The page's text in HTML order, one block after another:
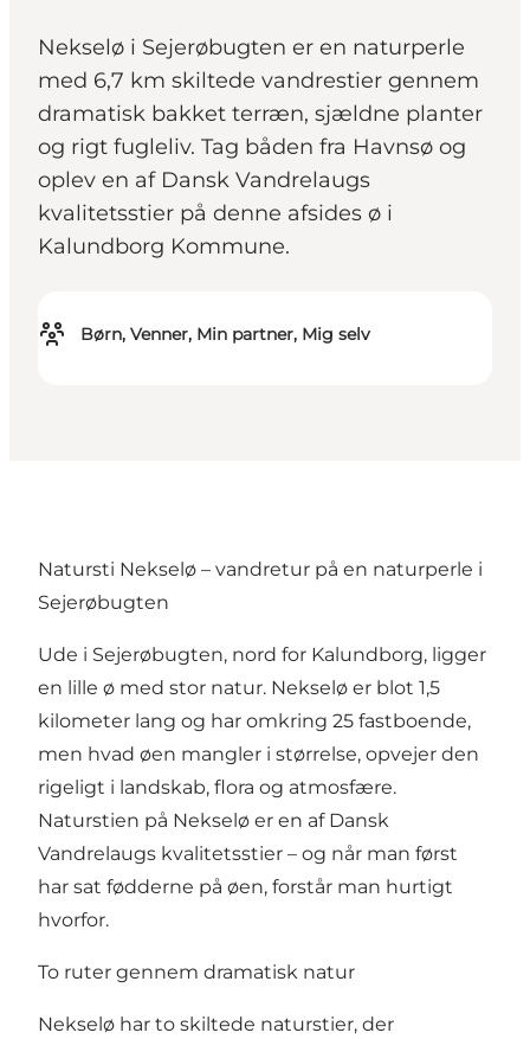
Nekselø i Sejerøbugten er en naturperle
med 6,7 km skiltede vandrestier gennem
dramatisk bakket terræn, sjældne planter
og rigt fugleliv. Tag båden fra Havnsø og
oplev en af Dansk Vandrelaugs
kvalitetsstier på denne afsides ø i
Kalundborg Kommune.
Børn, Venner, Min partner, Mig selv
Natursti Nekselø – vandretur på en naturperle i
Sejerøbugten
Ude i Sejerøbugten, nord for Kalundborg, ligger
en lille ø med stor natur. Nekselø er blot 1,5
kilometer lang og har omkring 25 fastboende,
men hvad øen mangler i størrelse, opvejer den
rigeligt i landskab, flora og atmosfære.
Naturstien på Nekselø er en af Dansk
Vandrelaugs kvalitetsstier – og når man først
har sat fødderne på øen, forstår man hurtigt
hvorfor.
To ruter gennem dramatisk natur
Nekselø har to skiltede naturstier, der